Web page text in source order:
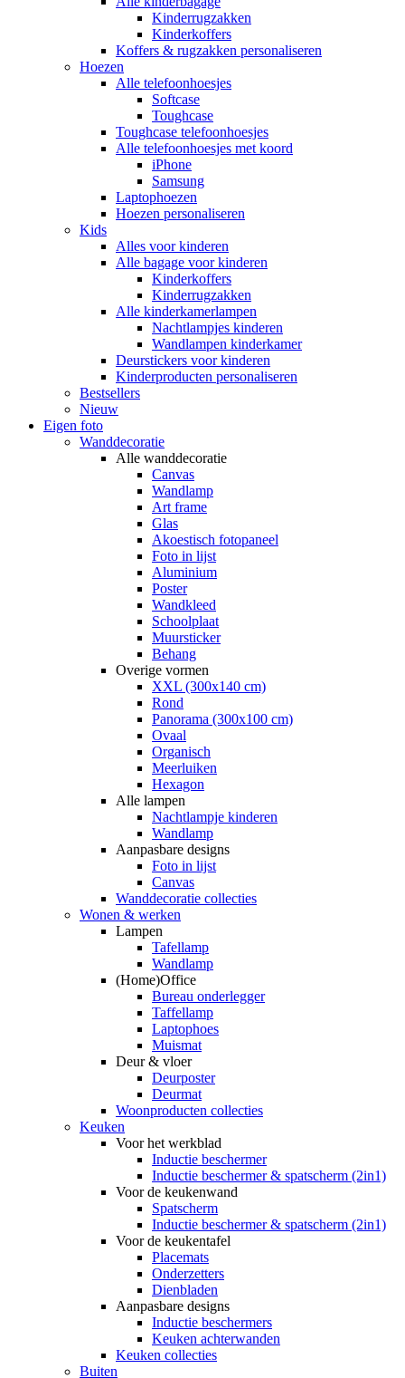
Kinderrugzakken
Kinderkoffers
Koffers & rugzakken personaliseren
Hoezen
Alle telefoonhoesjes
Softcase
Toughcase
Toughcase telefoonhoesjes
Alle telefoonhoesjes met koord
iPhone
Samsung
Laptophoezen
Hoezen personaliseren
Kids
Alles voor kinderen
Alle bagage voor kinderen
Kinderkoffers
Kinderrugzakken
Alle kinderkamerlampen
Nachtlampjes kinderen
Wandlampen kinderkamer
Deurstickers voor kinderen
Kinderproducten personaliseren
Bestsellers
Nieuw
Eigen foto
Wanddecoratie
Alle wanddecoratie
Canvas
Wandlamp
Art frame
Glas
Akoestisch fotopaneel
Foto in lijst
Aluminium
Poster
Wandkleed
Schoolplaat
Muursticker
Behang
Overige vormen
XXL (300x140 cm)
Rond
Panorama (300x100 cm)
Ovaal
Organisch
Meerluiken
Hexagon
Alle lampen
Nachtlampje kinderen
Wandlamp
Aanpasbare designs
Foto in lijst
Canvas
Wanddecoratie collecties
Wonen & werken
Lampen
Tafellamp
Wandlamp
(Home)Office
Bureau onderlegger
Taffellamp
Laptophoes
Muismat
Deur & vloer
Deurposter
Deurmat
Woonproducten collecties
Keuken
Voor het werkblad
Inductie beschermer
Inductie beschermer & spatscherm (2in1)
Voor de keukenwand
Spatscherm
Inductie beschermer & spatscherm (2in1)
Voor de keukentafel
Placemats
Onderzetters
Dienbladen
Aanpasbare designs
Inductie beschermers
Keuken achterwanden
Keuken collecties
Buiten